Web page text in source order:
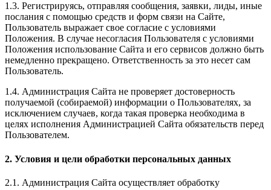
1.3. Регистрируясь, отправляя сообщения, заявки, лиды, иные
послания с помощью средств и форм связи на Сайте,
Пользователь выражает свое согласие с условиями
Положения. В случае несогласия Пользователя с условиями
Положения использование Сайта и его сервисов должно быть
немедленно прекращено. Ответственность за это несет сам
Пользователь.
1.4. Администрация Сайта не проверяет достоверность
получаемой (собираемой) информации о Пользователях, за
исключением случаев, когда такая проверка необходима в
целях исполнения Администрацией Сайта обязательств перед
Пользователем.
2. Условия и цели обработки персональных данных
2.1. Администрация Сайта осуществляет обработку